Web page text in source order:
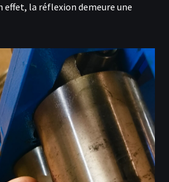
effet, la réflexion demeure une